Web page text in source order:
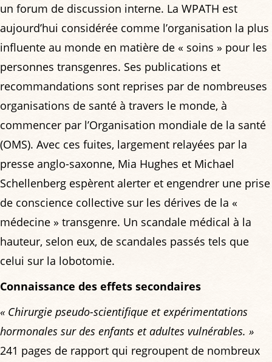
un forum de discussion interne. La WPATH est
aujourd’hui considérée comme l’organisation la plus
influente au monde en matière de « soins » pour les
personnes transgenres. Ses publications et
recommandations sont reprises par de nombreuses
organisations de santé à travers le monde, à
commencer par l’Organisation mondiale de la santé
(OMS). Avec ces fuites, largement relayées par la
presse anglo-saxonne, Mia Hughes et Michael
Schellenberg espèrent alerter et engendrer une prise
de conscience collective sur les dérives de la «
médecine » transgenre. Un scandale médical à la
hauteur, selon eux, de scandales passés tels que
celui sur la lobotomie.
Connaissance des effets secondaires
« Chirurgie pseudo-scientifique et expérimentations
hormonales sur des enfants et adultes vulnérables. »
241 pages de rapport qui regroupent de nombreux